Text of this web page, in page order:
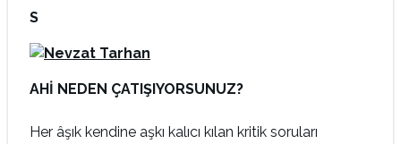
S
AHİ NEDEN ÇATIŞIYORSUNUZ?
Her âşık kendine aşkı kalıcı kılan kritik soruları